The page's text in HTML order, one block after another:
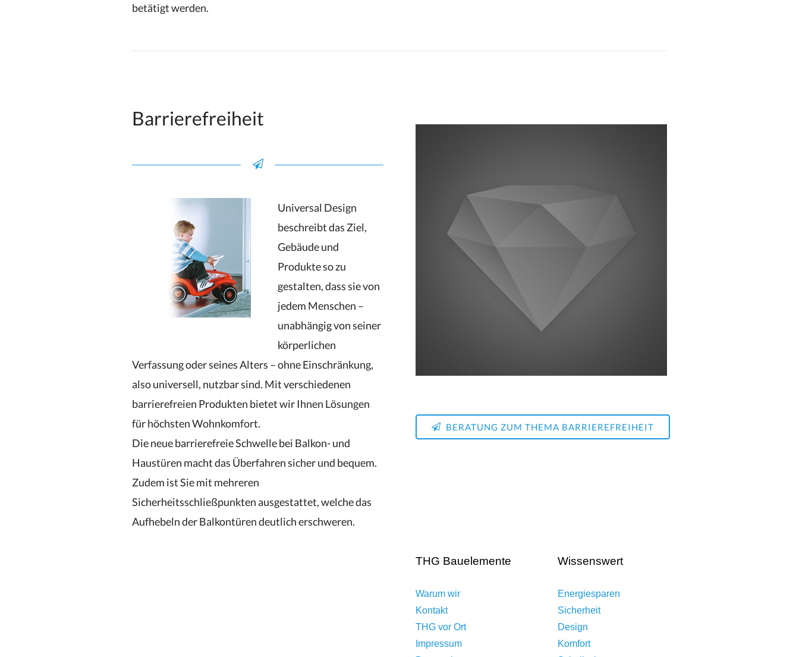
betätigt werden.
Barrierefreiheit
Universal Design
beschreibt das Ziel,
Gebäude und
Produkte so zu
gestalten, dass sie von
jedem Menschen –
unabhängig von seiner
körperlichen
Verfassung oder seines Alters – ohne Einschränkung,
also universell, nutzbar sind. Mit verschiedenen
barrierefreien Produkten bietet wir Ihnen Lösungen
für höchsten Wohnkomfort.
Die neue barrierefreie Schwelle bei Balkon- und
Haustüren macht das Überfahren sicher und bequem.
Zudem ist Sie mit mehreren
Sicherheitsschließpunkten ausgestattet, welche das
Aufhebeln der Balkontüren deutlich erschweren.
BERATUNG ZUM THEMA BARRIEREFREIHEIT
THG Bauelemente
Warum wir
Kontakt
THG vor Ort
Impressum
Wissenswert
Energiesparen
Sicherheit
Design
Komfort